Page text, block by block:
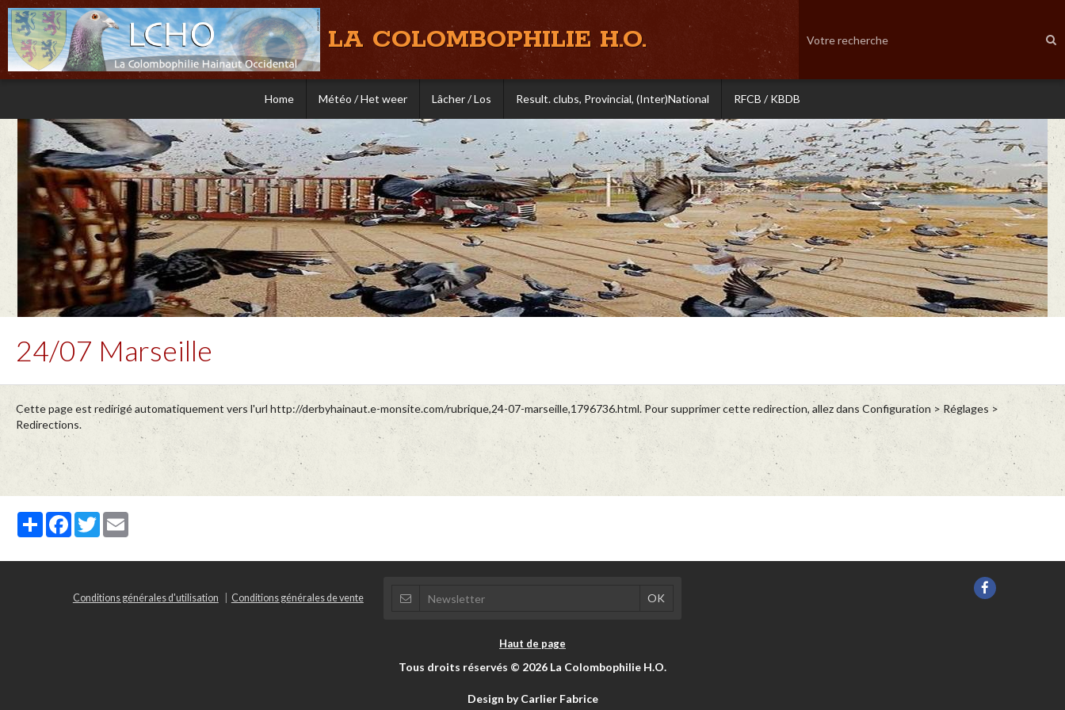
LA COLOMBOPHILIE H.O.
Home Météo / Het weer Lâcher / Los Result. clubs, Provincial, (Inter)National RFCB / KBDB
24/07 Marseille
Cette page est redirigé automatiquement vers l'url http://derbyhainaut.e-monsite.com/rubrique,24-07-marseille,1796736.html. Pour supprimer cette redirection, allez dans Configuration > Réglages >
Redirections.
PartagerFacebook
Twitter
Conditions générales d'utilisation Conditions générales de vente
Haut de page
Tous droits réservés © 2026 La Colombophilie H.O.
Design by Carlier Fabrice